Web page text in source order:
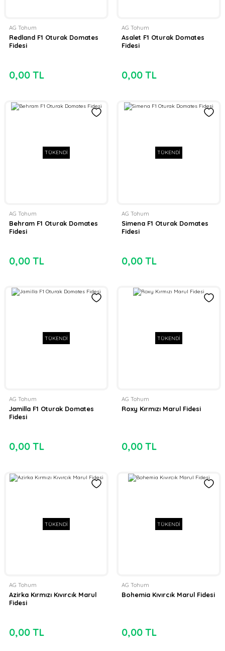
AG Tohum
Redland F1 Oturak Domates
Fidesi
0,00 TL
AG Tohum
Asalet F1 Oturak Domates
Fidesi
0,00 TL
TÜKENDİ
AG Tohum
Behram F1 Oturak Domates
Fidesi
0,00 TL
TÜKENDİ
AG Tohum
Simena F1 Oturak Domates
Fidesi
0,00 TL
TÜKENDİ
AG Tohum
Jamilla F1 Oturak Domates
Fidesi
0,00 TL
TÜKENDİ
AG Tohum
Roxy Kırmızı Marul Fidesi
0,00 TL
TÜKENDİ
AG Tohum
Azirka Kırmızı Kıvırcık Marul
Fidesi
0,00 TL
TÜKENDİ
AG Tohum
Bohemia Kıvırcık Marul Fidesi
0,00 TL